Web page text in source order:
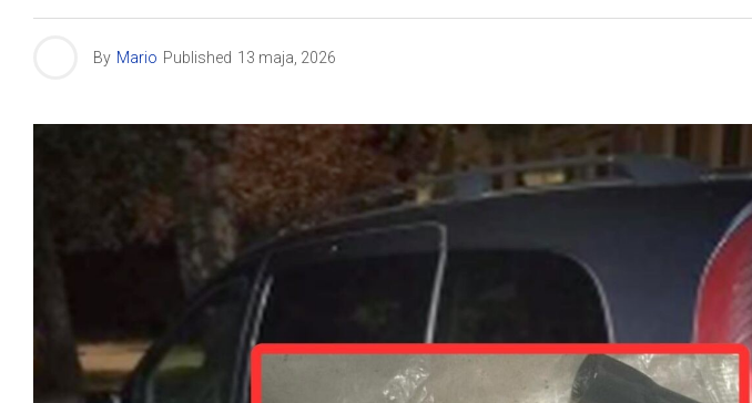
By Mario Published 13 maja, 2026